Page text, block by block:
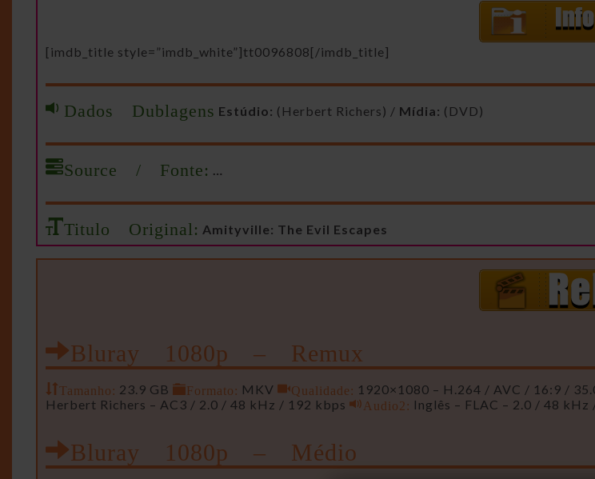
[imdb_title style=”imdb_white”]tt0096808[/imdb_title]
Dados Dublagens Estúdio: (Herbert Richers) / Mídia: (DVD)
Source / Fonte:
Titulo Original: Amityville: The Evil Escapes
Bluray 1080p – Remux
Tamanho: 23.9 GB Formato: MKV Qualidade: 1920×1080 – H.264 / AVC / 16:9 /
Herbert Richers – AC3 / 2.0 / 48 kHz / 192 kbps
Audio2: Inglês – FLAC – 2.0 / 48 kHz
Bluray 1080p – Médio